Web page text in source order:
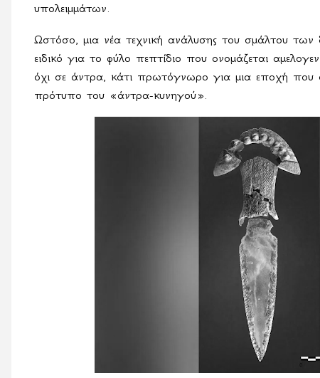
υπολειμμάτων.
Ωστόσο, μια νέα τεχνική ανάλυσης του σμάλτου των
ειδικό για το φύλο πεπτίδιο που ονομάζεται
όχι σε άντρα, κάτι πρωτόγνωρο για μια εποχή που
πρότυπο του «άντρα-κυνηγού».